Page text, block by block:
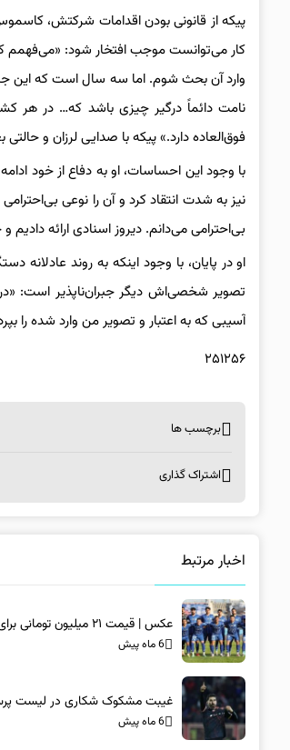
پیکه از قانونی بودن اقدامات شرکتش،
کار می‌توانست موجب افتخار شود: «می‌فهمم
وارد آن بحث شوم. اما سه سال است که این
نامت دائماً درگیر چیزی باشد که… در هر
فوق‌العاده دارد.» پیکه با صدایی لرزان و
با وجود این احساسات، او به دفاع از خود
نیز به شدت انتقاد کرد و آن را نوعی
بی‌احترامی می‌دانم. دیروز اسنادی ارائه
او در پایان، با وجود اینکه به روند عادلانه
تصویر شخصی‌اش دیگر جبران‌ناپذیر است: «در
آسیبی که به اعتبار و تصویر من وارد شده را
۲۵۱۲۵۶
برچسب ها
اشتراک گذاری
اخبار مرتبط
عکس | قیمت ۲۱ میلیون تومانی برای بلیت بازی استقلال!
6 ماه پیش
غیبت مشکوک شکاری در لیست
6 ماه پیش